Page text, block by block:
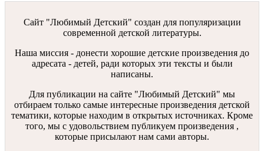
Сайт "Любимый Детский" создан для популяризации
современной детской литературы.
Наша миссия - донести хорошие детские произведения до
адресата - детей, ради которых эти тексты и были
написаны.
Для публикации на сайте "Любимый Детский" мы
отбираем только самые интересные произведения детской
тематики, которые находим в открытых источниках. Кроме
того, мы с удовольствием публикуем произведения ,
которые присылают нам сами авторы.